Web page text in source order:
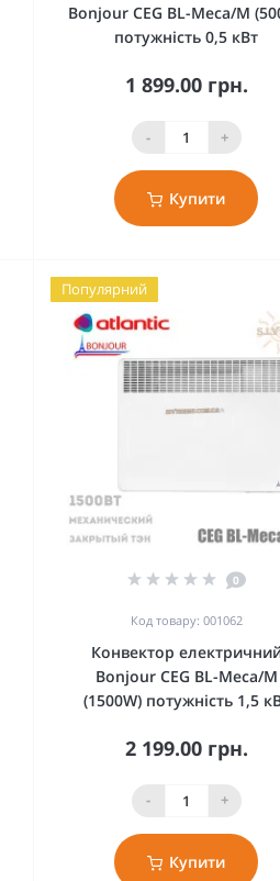
Bonjour CEG BL-Meca/M
потужність 0,5 кВт
1 899.00 грн.
- +
Купити
Популярний
0
Код товару: 001062
Конвектор
Bonjour CEG BL-Meca/M
(1500W) потужність 1,5
2 199.00 грн.
- +
Купити